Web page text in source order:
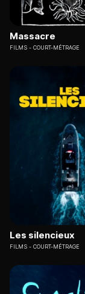
Massacre
FILMS COURT-MÉTRAGE
Les silencieux
FILMS COURT-MÉTRAGE